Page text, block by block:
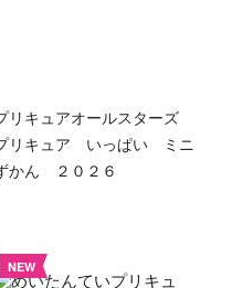
リキュアオールスターズ
リキュア いっぱい ミニ
かん ２０２６
NEW